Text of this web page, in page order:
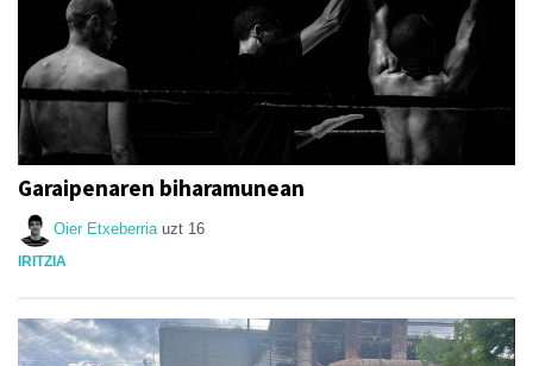
Garaipenaren biharamunean
Oier Etxeberria uzt 16
IRITZIA